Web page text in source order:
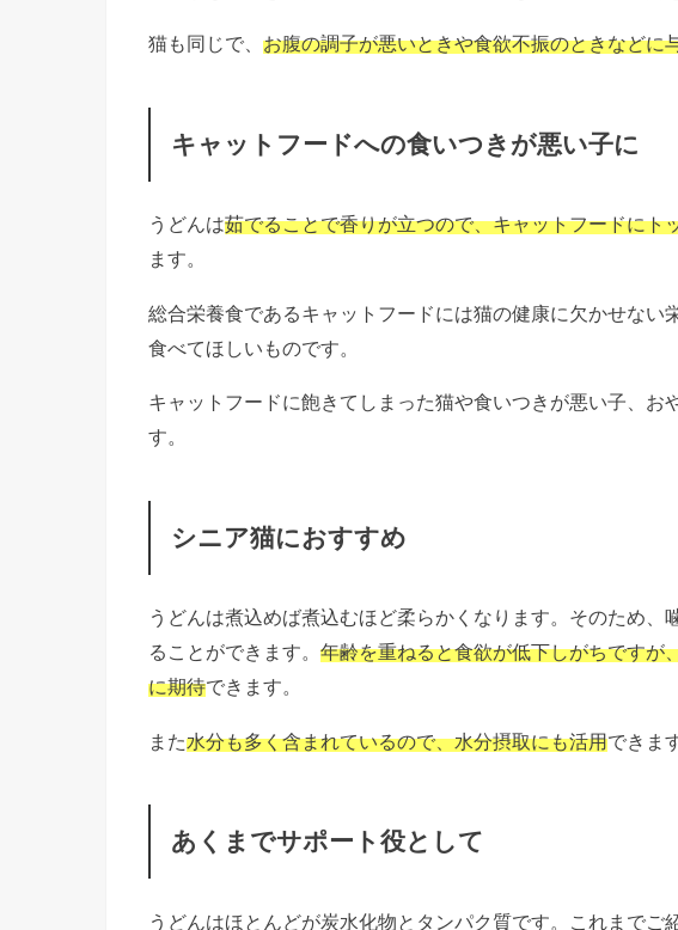
猫も同じで、 お腹の調子が悪いときや食欲不振のときなどに
キャットフードへの食いつきが悪い子に
うどんは茹でることで香りが立つので、キャットフードにト
ます。
総合栄養食であるキャットフードには猫の健康に欠かせない
食べてほしいものです。
キャットフードに飽きてしまった猫や食いつきが悪い子、お
す。
シニア猫におすすめ
うどんは煮込めば煮込むほど柔らかくなります。そのため、
ることができます。 年齢を重ねると食欲が低下しがちですが
に期待できます。
また水分も多く含まれているので、水分摂取にも活用できま
あくまでサポート役として
うどんはほとんどが炭水化物とタンパク質です。これまでご